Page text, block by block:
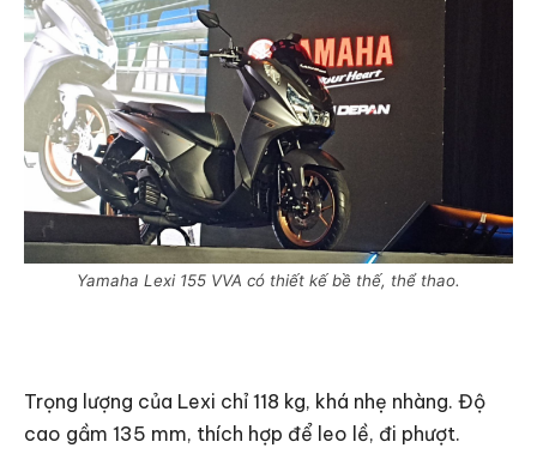
Yamaha Lexi 155 VVA có thiết kế bề thế, thể thao.
Trọng lượng của Lexi chỉ 118 kg, khá nhẹ nhàng. Độ
cao gầm 135 mm, thích hợp để leo lề, đi phượt.